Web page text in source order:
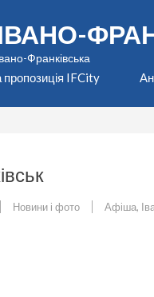
Франківська
пропозиція IFCity
Новини і фото Афіша,